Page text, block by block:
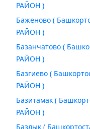
РАЙОН )
Баженово (
РАЙОН )
Базанчатово (
РАЙОН )
Базгиево (
РАЙОН )
Базитамак (
РАЙОН )
Базлык (